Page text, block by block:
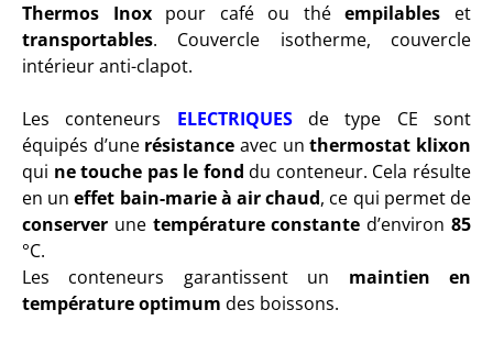
Thermos Inoxpour café ou théempilables et
transportables. Couvercle isotherme, couvercle
intérieur anti-clapot.
Les conteneurs ELECTRIQUES
de type CE sont
équipés d’une résistance avec unthermostat klixon
qui ne touche pas le fond du conteneur. Cela résulte
en uneffet bain-marie à air chaud, ce qui permet de
conserver une température constante d’environ85
°C.
Les conteneurs garantissent un maintien en
température optimum des boissons.